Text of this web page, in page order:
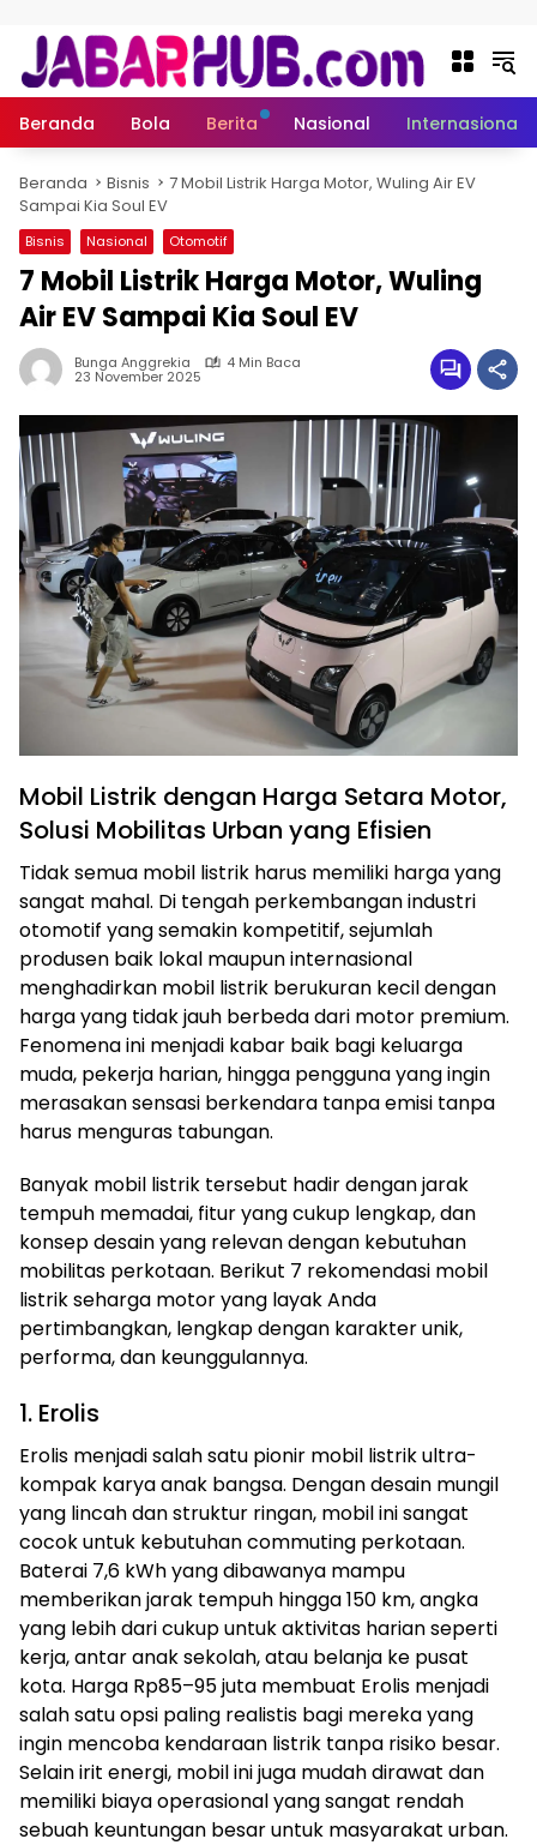
Beranda Bola Berita Nasional Internasional
Beranda Bisnis
7 Mobil Listrik Harga Motor, Wuling Air EV
Sampai Kia Soul EV
Bisnis Nasional Otomotif
7 Mobil Listrik Harga Motor, Wuling
Air EV Sampai Kia Soul EV
Bunga Anggrekia 4 Min Baca
23 November 2025
Mobil Listrik dengan Harga Setara Motor,
Solusi Mobilitas Urban yang Efisien
Tidak semua mobil listrik harus memiliki harga yang
sangat mahal. Di tengah perkembangan industri
otomotif yang semakin kompetitif, sejumlah
produsen baik lokal maupun internasional
menghadirkan mobil listrik berukuran kecil dengan
harga yang tidak jauh berbeda dari motor premium.
Fenomena ini menjadi kabar baik bagi keluarga
muda, pekerja harian, hingga pengguna yang ingin
merasakan sensasi berkendara tanpa emisi tanpa
harus menguras tabungan.
Banyak mobil listrik tersebut hadir dengan jarak
tempuh memadai, fitur yang cukup lengkap, dan
konsep desain yang relevan dengan kebutuhan
mobilitas perkotaan. Berikut 7 rekomendasi mobil
listrik seharga motor yang layak Anda
pertimbangkan, lengkap dengan karakter unik,
performa, dan keunggulannya.
1. Erolis
Erolis menjadi salah satu pionir mobil listrik ultra-
kompak karya anak bangsa. Dengan desain mungil
yang lincah dan struktur ringan, mobil ini sangat
cocok untuk kebutuhan commuting perkotaan.
Baterai 7,6 kWh yang dibawanya mampu
memberikan jarak tempuh hingga 150 km, angka
yang lebih dari cukup untuk aktivitas harian seperti
kerja, antar anak sekolah, atau belanja ke pusat
kota. Harga Rp85–95 juta membuat Erolis menjadi
salah satu opsi paling realistis bagi mereka yang
ingin mencoba kendaraan listrik tanpa risiko besar.
Selain irit energi, mobil ini juga mudah dirawat dan
memiliki biaya operasional yang sangat rendah
sebuah keuntungan besar untuk masyarakat urban.